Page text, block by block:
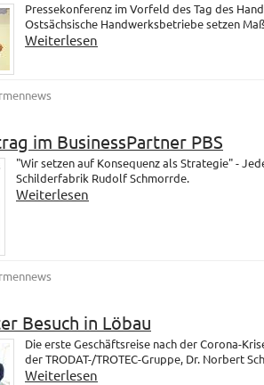
Pressekonferenz im Vorfeld des Tag des
Ostsächsische Handwerksbetriebe setzen
Weiterlesen
im BusinessPartner PBS
"Wir setzen auf Konsequenz als Strategie" -
Schilderfabrik Rudolf Schmorrde.
Weiterlesen
Besuch in Löbau
Die erste Geschäftsreise nach der Corona-
der TRODAT-/TROTEC-Gruppe, Dr. Norbert
Weiterlesen